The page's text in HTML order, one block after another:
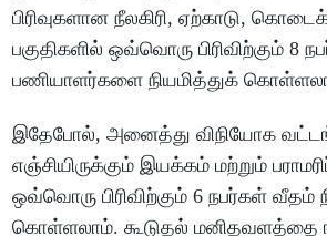
பிரிவுகளான நீலகிரி, ஏற்காடு,
பகுதிகளில் ஒவ்வொரு பிரிவிற்கும் 8
பணியாளர்களை நியமித்துக்
இதேபோல், அனைத்து விநியோக
எஞ்சியிருக்கும் இயக்கம் மற்றும்
ஒவ்வொரு பிரிவிற்கும் 6 நபர்கள் வீதம்
கொள்ளலாம். கூடுதல் மனிதவளத்தை